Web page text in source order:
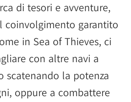
di tesori e avventure,
coinvolgimento garantito
in Sea of Thieves, ci
con altre navi a
scatenando la potenza
oppure a combattere